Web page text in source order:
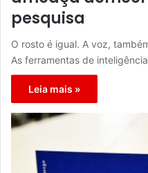
pesquisa
O rosto é igual. A voz,
As ferramentas de
Leia mais »